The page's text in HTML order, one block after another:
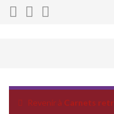
Revenir à Carnets